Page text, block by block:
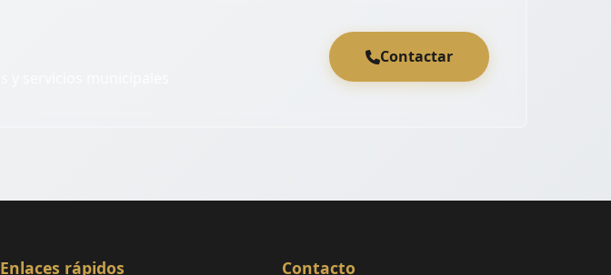
Contactar
Enlaces rápidos Contacto